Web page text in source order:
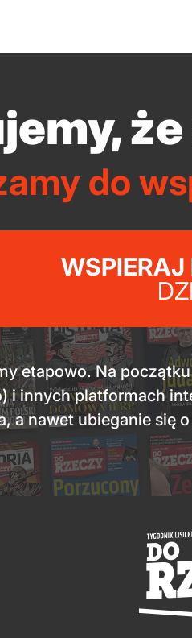
do
WSPIERAJ
etapowo. Na
i innych platformach
a nawet ubieganie się